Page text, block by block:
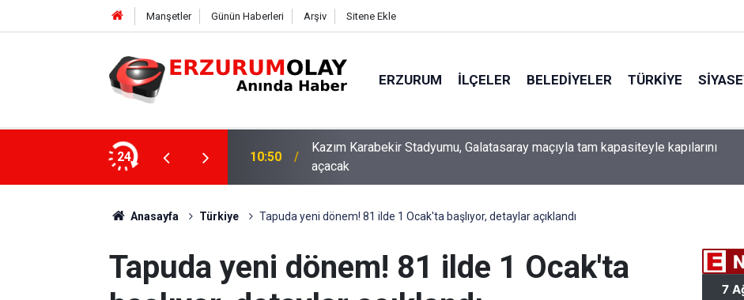
Manşetler Günün Haberleri Arşiv Sitene Ekle
ERZURUM İLÇELER BELEDIYELER TÜRKIYE
24
maçıyla tam kapasiteyle kapılarını
10:44 ETSO ve İSO mesleki eğitim protokolü kapsamında yürütme kurulu toplandı
Anasayfa Türkiye Tapuda yeni dönem! 81 ilde 1 Ocak'ta başlıyor, detaylar açıklandı
Tapuda yeni dönem! 81 ilde 1 Ocak'ta